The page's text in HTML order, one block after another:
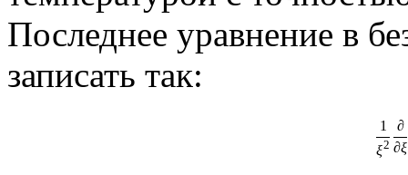
Последнее уравнение в
записать так:
1
ξ2
∂
∂ξ